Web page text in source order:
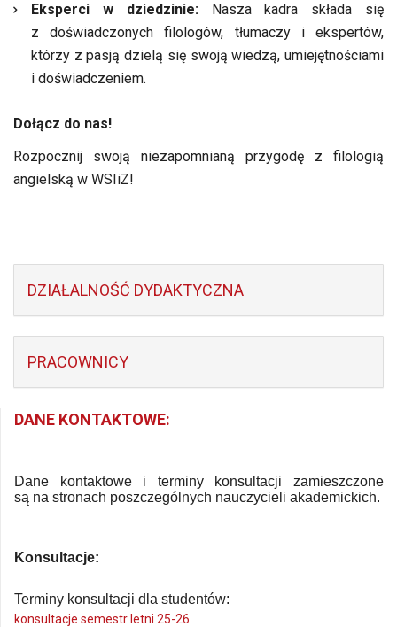
Eksperci w dziedzinie:Nasza kadra składa się
z doświadczonych filologów, tłumaczy i ekspertów,
którzy z pasją dzielą się swoją wiedzą, umiejętnościami
i doświadczeniem.
Dołącz do nas!
Rozpocznij swoją niezapomnianą przygodę z filologią
angielską w WSIiZ!
DZIAŁALNOŚĆ DYDAKTYCZNA
PRACOWNICY
DANE KONTAKTOWE:
Dane kontaktowe i terminy konsultacji zamieszczone
są na stronach poszczególnych nauczycieli akademickich.
Konsultacje:
Terminy konsultacji dla studentów:
konsultacje semestr letni 25-26